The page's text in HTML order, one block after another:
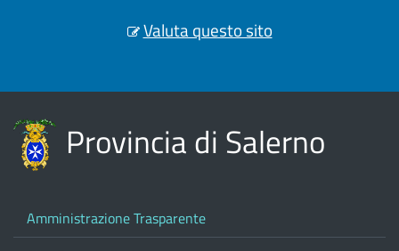
Valuta questo sito
Provincia di Salerno
Amministrazione Trasparente